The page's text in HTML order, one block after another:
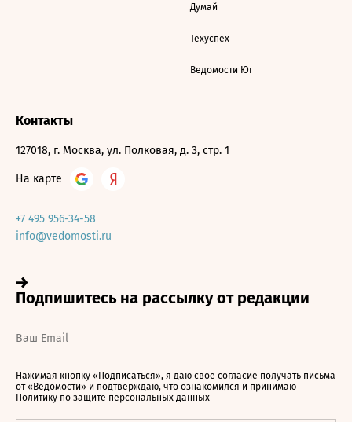
Думай
Техуспех
Ведомости Юг
Контакты
127018, г. Москва, ул. Полковая, д. 3, стр. 1
На карте
+7 495 956-34-58
info@vedomosti.ru
Нажимая кнопку «Подписаться», я даю свое согласие получать письма
от «Ведомости» и подтверждаю, что ознакомился и принимаю
Политику по защите персональных данных